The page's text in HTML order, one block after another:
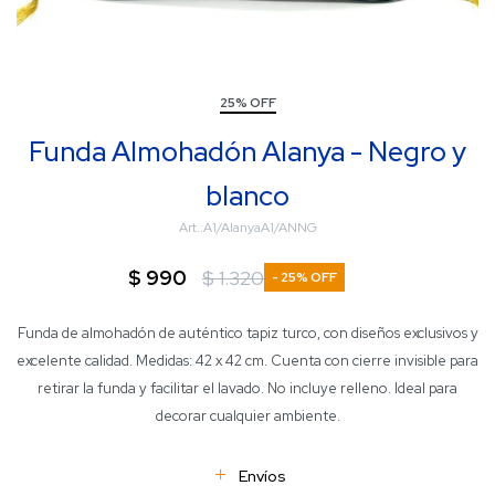
25% OFF
Funda Almohadón Alanya - Negro y
blanco
A1/AlanyaA1/ANNG
$ 990 $1.320 25
Funda de almohadón de auténtico tapiz turco, con diseños exclusivos y
excelente calidad. Medidas: 42 x 42 cm. Cuenta con cierre invisible para
retirar la funda y facilitar el lavado. No incluye relleno. Ideal para
decorar cualquier ambiente.
Envíos